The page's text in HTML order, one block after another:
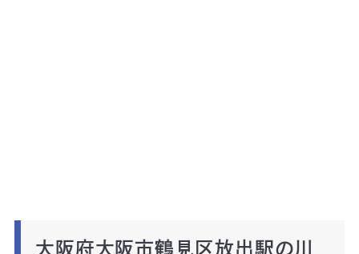
大阪府大阪市鶴見区放出駅の川